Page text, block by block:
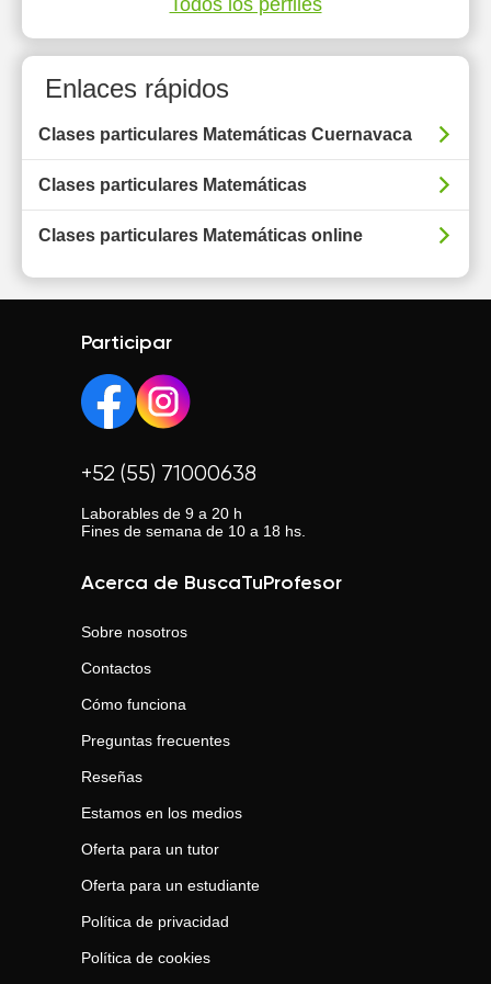
Todos los perfiles
Enlaces rápidos
Clases particulares Matemáticas Cuernavaca
Clases particulares Matemáticas
Clases particulares Matemáticas online
Participar
+52 (55) 71000638
Laborables de 9 a 20 h
Fines de semana de 10 a 18 hs.
Acerca de BuscaTuProfesor
Sobre nosotros
Contactos
Cómo funciona
Preguntas frecuentes
Reseñas
Estamos en los medios
Oferta para un tutor
Oferta para un estudiante
Política de privacidad
Política de cookies